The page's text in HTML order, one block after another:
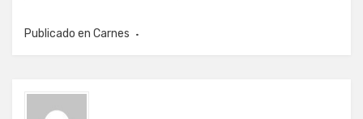
Publicado en Carnes